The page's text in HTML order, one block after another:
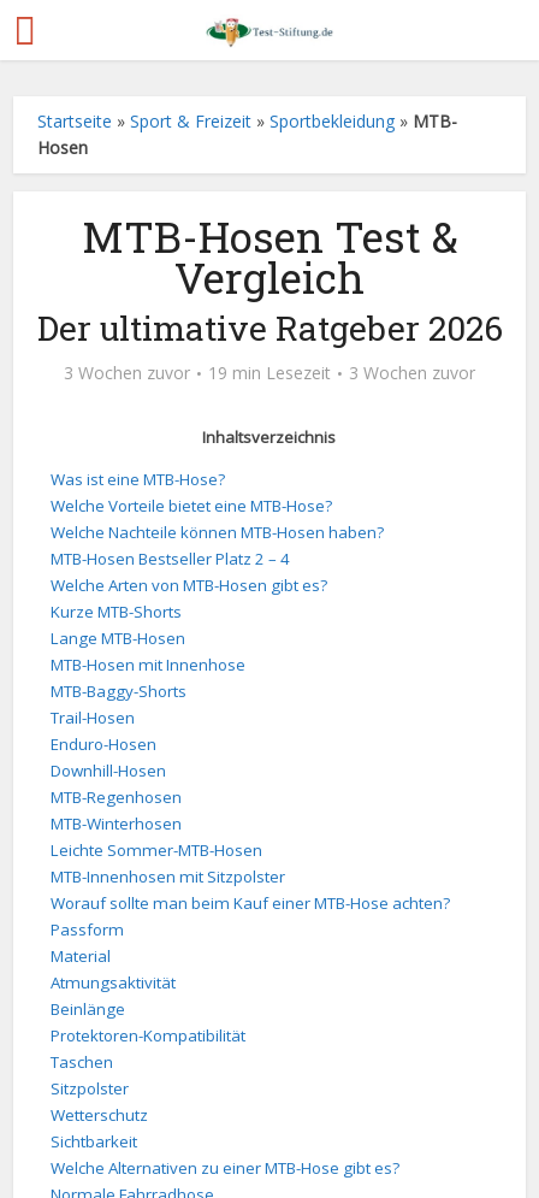
Startseite »Sport & Freizeit »Sportbekleidung » MTB-
Hosen
MTB-Hosen Test &
Vergleich
Der ultimative Ratgeber 2026
3 Wochen zuvor 19 min Lesezeit 3 Wochen zuvor
Inhaltsverzeichnis
Was ist eine MTB-Hose?
Welche Vorteile bietet eine MTB-Hose?
Welche Nachteile können MTB-Hosen haben?
MTB-Hosen Bestseller Platz 2 – 4
Welche Arten von MTB-Hosen gibt es?
Kurze MTB-Shorts
Lange MTB-Hosen
MTB-Hosen mit Innenhose
MTB-Baggy-Shorts
Trail-Hosen
Enduro-Hosen
Downhill-Hosen
MTB-Regenhosen
MTB-Winterhosen
Leichte Sommer-MTB-Hosen
MTB-Innenhosen mit Sitzpolster
Worauf sollte man beim Kauf einer MTB-Hose achten?
Passform
Material
Atmungsaktivität
Beinlänge
Protektoren-Kompatibilität
Taschen
Sitzpolster
Wetterschutz
Sichtbarkeit
Welche Alternativen zu einer MTB-Hose gibt es?